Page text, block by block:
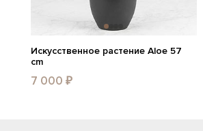
Искусственное растение Aloe 57
cm
7 000 ₽